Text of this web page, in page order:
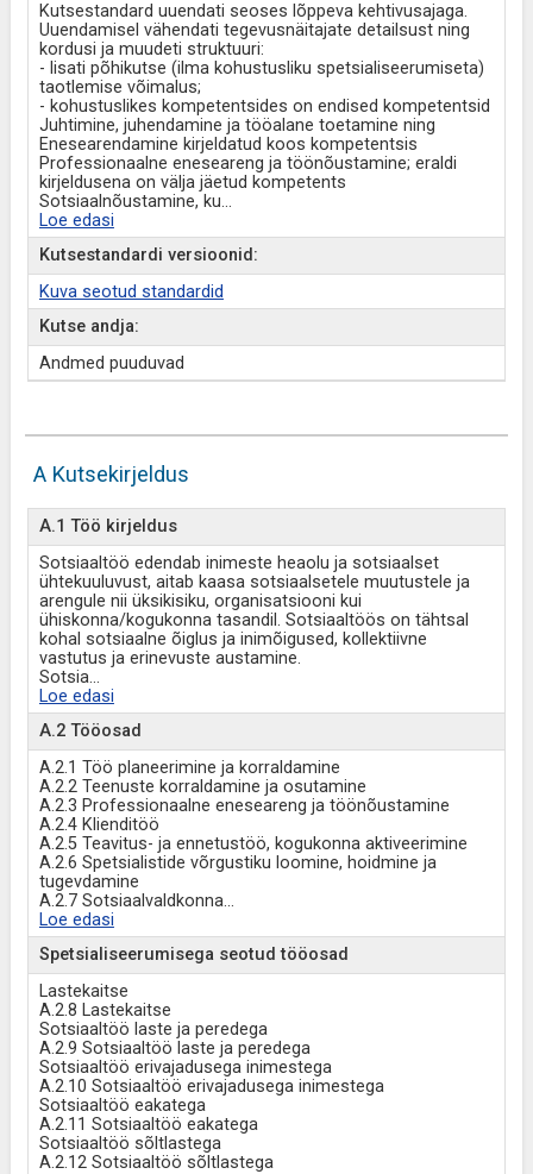
Kutsestandard uuendati seoses lõppeva kehtivusajaga.
Uuendamisel vähendati tegevusnäitajate detailsust ning
kordusi ja muudeti struktuuri:
- lisati põhikutse (ilma kohustusliku spetsialiseerumiseta)
taotlemise võimalus;
- kohustuslikes kompetentsides on endised kompetentsid
Juhtimine, juhendamine ja tööalane toetamine ning
Enesearendamine kirjeldatud koos kompetentsis
Professionaalne eneseareng ja töönõustamine; eraldi
kirjeldusena on välja jäetud kompetents
Sotsiaalnõustamine, ku...
Loe edasi
Kutsestandardi versioonid:
Kuva seotud standardid
Kutse andja:
Andmed puuduvad
A Kutsekirjeldus
A.1 Töö kirjeldus
Sotsiaaltöö edendab inimeste heaolu ja sotsiaalset
ühtekuuluvust, aitab kaasa sotsiaalsetele muutustele ja
arengule nii üksikisiku, organisatsiooni kui
ühiskonna/kogukonna tasandil. Sotsiaaltöös on tähtsal
kohal sotsiaalne õiglus ja inimõigused, kollektiivne
vastutus ja erinevuste austamine.
Sotsia...
Loe edasi
A.2 Tööosad
A.2.1 Töö planeerimine ja korraldamine
A.2.2 Teenuste korraldamine ja osutamine
A.2.3 Professionaalne eneseareng ja töönõustamine
A.2.4 Klienditöö
A.2.5 Teavitus- ja ennetustöö, kogukonna aktiveerimine
A.2.6 Spetsialistide võrgustiku loomine, hoidmine ja
tugevdamine
A.2.7 Sotsiaalvaldkonna...
Loe edasi
Spetsialiseerumisega seotud tööosad
Lastekaitse
A.2.8 Lastekaitse
Sotsiaaltöö laste ja peredega
A.2.9 Sotsiaaltöö laste ja peredega
Sotsiaaltöö erivajadusega inimestega
A.2.10 Sotsiaaltöö erivajadusega inimestega
Sotsiaaltöö eakatega
A.2.11 Sotsiaaltöö eakatega
Sotsiaaltöö sõltlastega
A.2.12 Sotsiaaltöö sõltlastega